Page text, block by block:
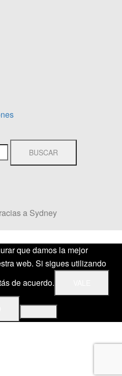
a Sydney
que damos la mejor
web. Si sigues utilizando
de acuerdo.